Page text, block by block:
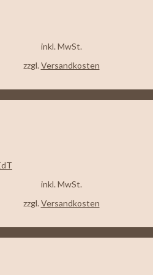
inkl. MwSt.
zzgl. Versandkosten
inkl. MwSt.
zzgl. Versandkosten